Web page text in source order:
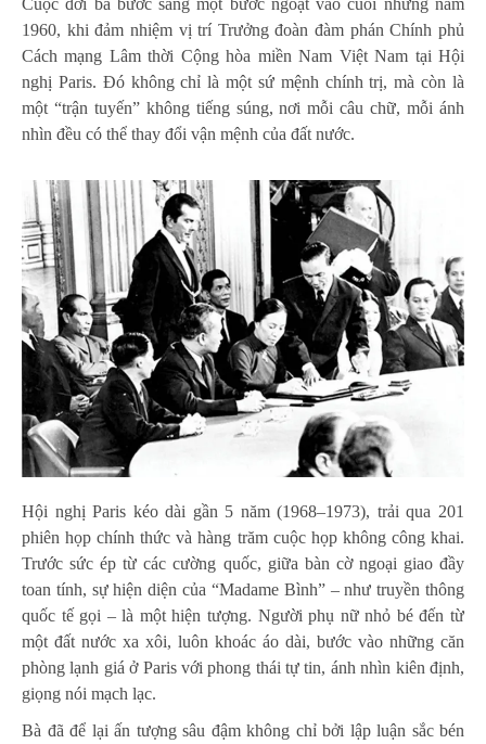
Cuộc đời bà bước sang một bước ngoặt vào cuối những năm
1960, khi đảm nhiệm vị trí Trưởng đoàn đàm phán Chính phủ
Cách mạng Lâm thời Cộng hòa miền Nam Việt Nam tại Hội
nghị Paris. Đó không chỉ là một sứ mệnh chính trị, mà còn là
một “trận tuyến” không tiếng súng, nơi mỗi câu chữ, mỗi ánh
nhìn đều có thể thay đổi vận mệnh của đất nước.
Hội nghị Paris kéo dài gần 5 năm (1968–1973), trải qua 201
phiên họp chính thức và hàng trăm cuộc họp không công khai.
Trước sức ép từ các cường quốc, giữa bàn cờ ngoại giao đầy
toan tính, sự hiện diện của “Madame Bình” – như truyền thông
quốc tế gọi – là một hiện tượng. Người phụ nữ nhỏ bé đến từ
một đất nước xa xôi, luôn khoác áo dài, bước vào những căn
phòng lạnh giá ở Paris với phong thái tự tin, ánh nhìn kiên định,
giọng nói mạch lạc.
Bà đã để lại ấn tượng sâu đậm không chỉ bởi lập luận sắc bén